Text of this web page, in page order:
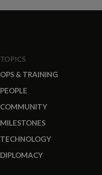
TOPICS
OPS & TRAINING
PEOPLE
COMMUNITY
MILESTONES
TECHNOLOGY
DIPLOMACY